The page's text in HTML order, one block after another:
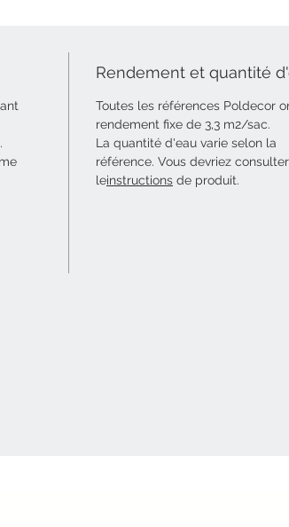
Rendement et quantité
Toutes les références Poldecor
rendement fixe de 3,3 m2/sac.
La quantité d'eau varie selon la
référence. Vous devriez consulter
leinstructions de produit.